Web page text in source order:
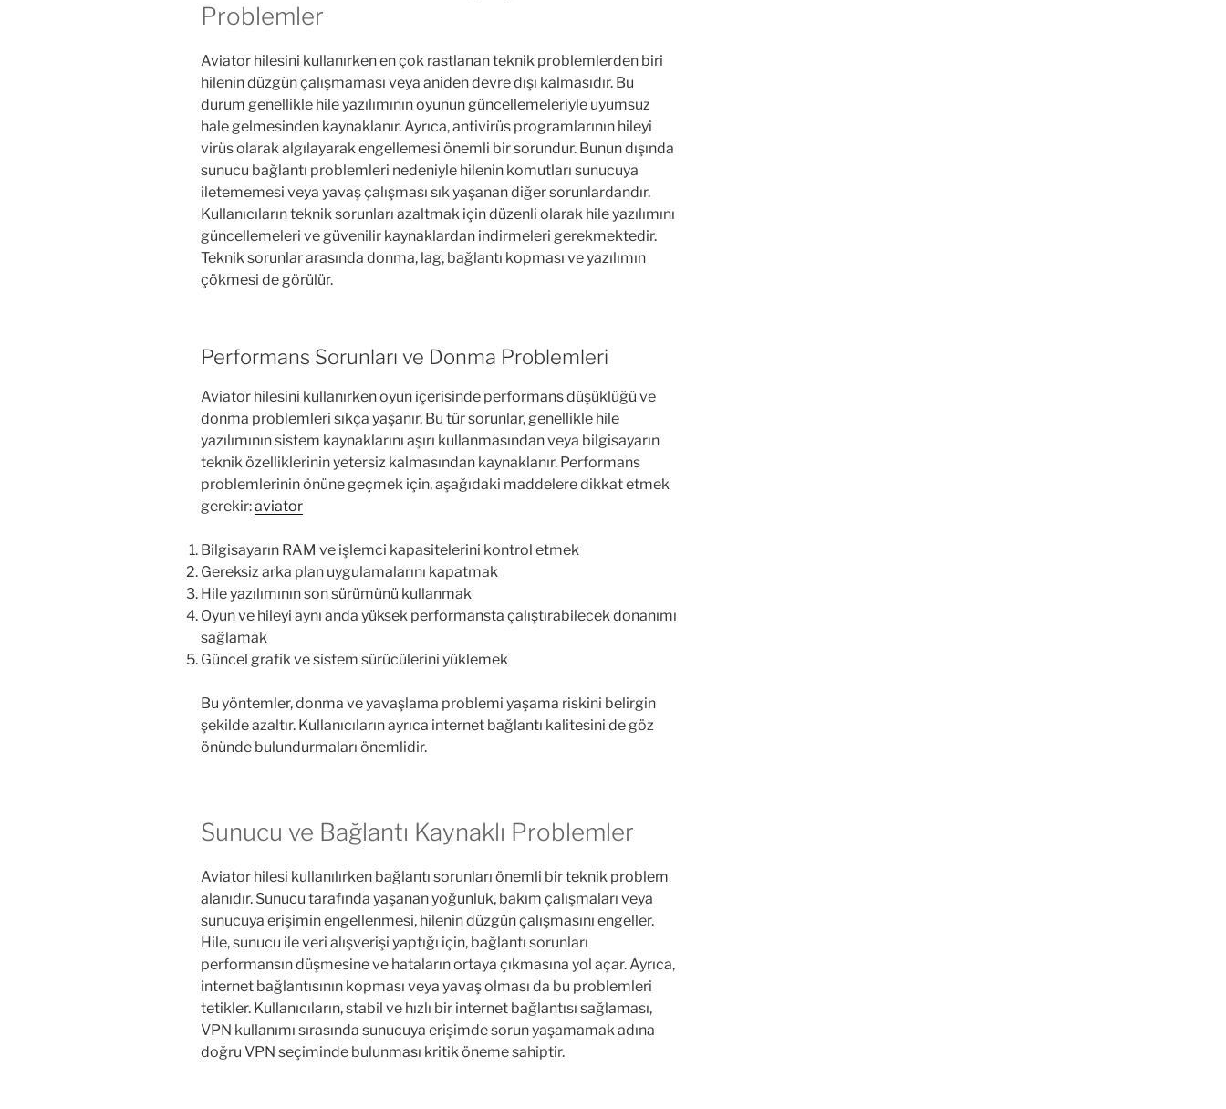
Problemler
Aviator hilesini kullanırken en çok rastlanan teknik problemlerden biri
hilenin düzgün çalışmaması veya aniden devre dışı kalmasıdır. Bu
durum genellikle hile yazılımının oyunun güncellemeleriyle uyumsuz
hale gelmesinden kaynaklanır. Ayrıca, antivirüs programlarının hileyi
virüs olarak algılayarak engellemesi önemli bir sorundur. Bunun dışında
sunucu bağlantı problemleri nedeniyle hilenin komutları sunucuya
iletememesi veya yavaş çalışması sık yaşanan diğer sorunlardandır.
Kullanıcıların teknik sorunları azaltmak için düzenli olarak hile yazılımını
güncellemeleri ve güvenilir kaynaklardan indirmeleri gerekmektedir.
Teknik sorunlar arasında donma, lag, bağlantı kopması ve yazılımın
çökmesi de görülür.
Performans Sorunları ve Donma Problemleri
Aviator hilesini kullanırken oyun içerisinde performans düşüklüğü ve
donma problemleri sıkça yaşanır. Bu tür sorunlar, genellikle hile
yazılımının sistem kaynaklarını aşırı kullanmasından veya bilgisayarın
teknik özelliklerinin yetersiz kalmasından kaynaklanır. Performans
problemlerinin önüne geçmek için, aşağıdaki maddelere dikkat etmek
gerekir:aviator
Bilgisayarın RAM ve işlemci kapasitelerini kontrol etmek
Gereksiz arka plan uygulamalarını kapatmak
Hile yazılımının son sürümünü kullanmak
Oyun ve hileyi aynı anda yüksek performansta çalıştırabilecek donanımı
sağlamak
Güncel grafik ve sistem sürücülerini yüklemek
Bu yöntemler, donma ve yavaşlama problemi yaşama riskini belirgin
şekilde azaltır. Kullanıcıların ayrıca internet bağlantı kalitesini de göz
önünde bulundurmaları önemlidir.
Sunucu ve Bağlantı Kaynaklı Problemler
Aviator hilesi kullanılırken bağlantı sorunları önemli bir teknik problem
alanıdır. Sunucu tarafında yaşanan yoğunluk, bakım çalışmaları veya
sunucuya erişimin engellenmesi, hilenin düzgün çalışmasını engeller.
Hile, sunucu ile veri alışverişi yaptığı için, bağlantı sorunları
performansın düşmesine ve hataların ortaya çıkmasına yol açar. Ayrıca,
internet bağlantısının kopması veya yavaş olması da bu problemleri
tetikler. Kullanıcıların, stabil ve hızlı bir internet bağlantısı sağlaması,
VPN kullanımı sırasında sunucuya erişimde sorun yaşamamak adına
doğru VPN seçiminde bulunması kritik öneme sahiptir.